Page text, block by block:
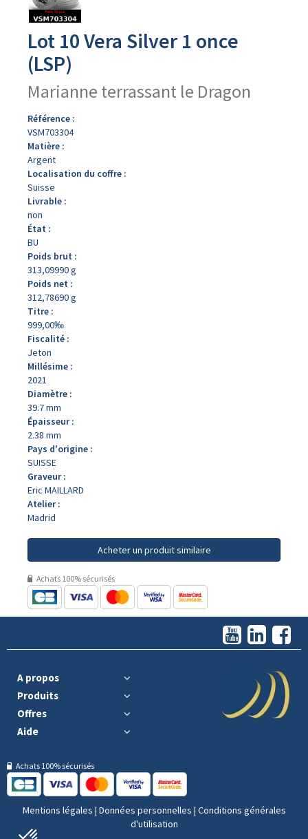
Lot 10 Vera Silver 1 once
(LSP)
Marianne terrassant le Dragon
Référence :
VSM703304
Matière :
Argent
Localisation du coffre :
Suisse
Livrable :
non
État :
BU
Poids brut :
313,09990 g
Poids net :
312,78690 g
Titre :
999,00‰
Fiscalité :
Jeton
Millésime :
2021
Diamètre :
39.7 mm
Épaisseur :
2.38 mm
Pays d'origine :
SUISSE
Graveur :
Eric MAILLARD
Atelier :
Madrid
Acheter un produit similaire
Achats 100% sécurisés
A propos
Produits
Offres
Aide
Achats 100% sécurisés
Mentions légales | Données personnelles | Conditions générales
d'utilisation